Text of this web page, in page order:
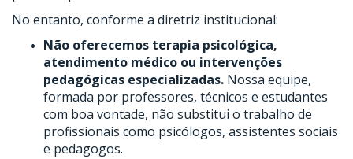
No entanto, conforme a diretriz institucional:
Não oferecemos terapia psicológica,
atendimento médico ou intervenções
pedagógicas especializadas. Nossa equipe,
formada por professores, técnicos e estudantes
com boa vontade, não substitui o trabalho de
profissionais como psicólogos, assistentes sociais
e pedagogos.